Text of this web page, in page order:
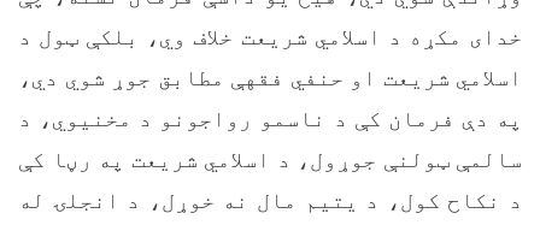
خدای مکړه د اسلامي شریعت خلاف وي، بلکې ټول د
اسلامي شریعت او حنفي فقهې مطابق جوړ شوي دي،
په دې فرمان کې د ناسمو رواجونو د مخنیوي، د
سالمې ټولنې جوړول، د اسلامي شریعت په رڼا کې
د نکاح کول، د یتیم مال نه خوړل، د انجلۍ له